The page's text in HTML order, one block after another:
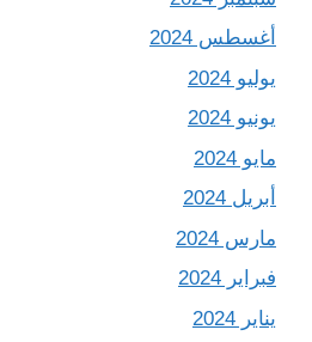
أغسطس 2024
يوليو 2024
يونيو 2024
مايو 2024
أبريل 2024
مارس 2024
فبراير 2024
يناير 2024